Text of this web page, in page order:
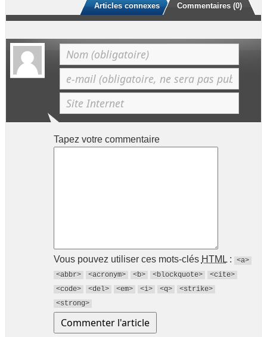
Commentaires (0)
Articles connexes
Tapez votre commentaire
Vous pouvez utiliser ces mots-clés HTML:
<a>
<abbr>
<acronym> <b> <blockquote>
<cite>
<code>
<del> <em> <i> <q>
<strike>
<strong>